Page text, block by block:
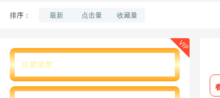
排序： 最新 点击量 收藏量
往期推荐
VIP